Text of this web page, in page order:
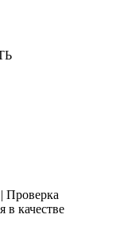
| Проверка
в качестве